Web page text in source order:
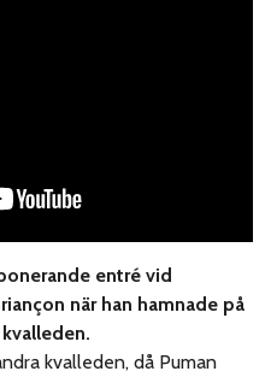
entré vid
när han hamnade på
kvalleden, då Puman